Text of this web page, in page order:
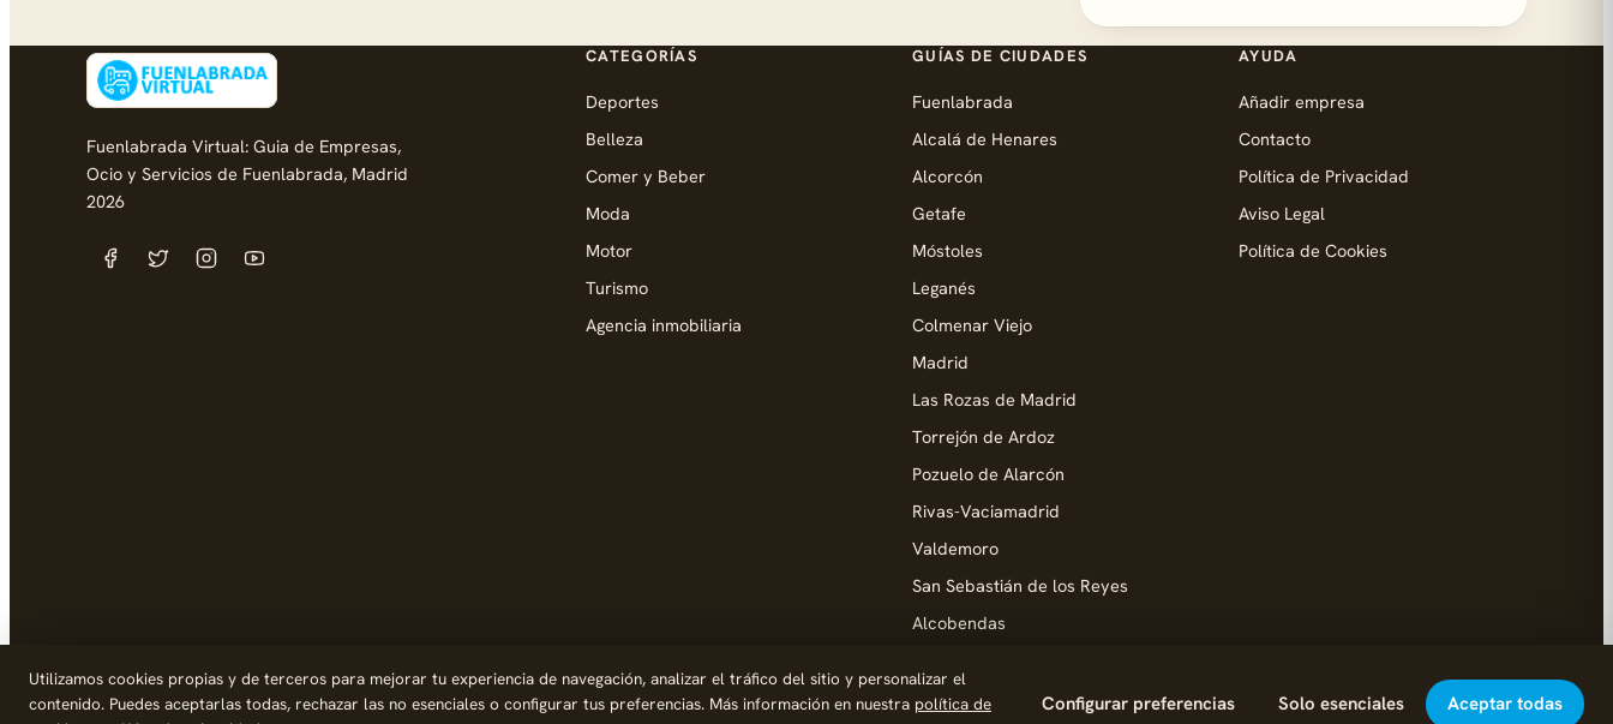
Fuenlabrada Virtual: Guia de Empresas,
Ocio y Servicios de Fuenlabrada, Madrid
2026
CATEGORÍAS
Deportes
Belleza
Comer y Beber
Moda
Motor
Turismo
Agencia inmobiliaria
GUÍAS DE CIUDADES
Fuenlabrada
Alcalá de Henares
Alcorcón
Getafe
Móstoles
Leganés
Colmenar Viejo
Madrid
Las Rozas de Madrid
Torrejón de Ardoz
Pozuelo de Alarcón
Rivas-Vaciamadrid
Valdemoro
San Sebastián de los Reyes
Alcobendas
Parla
AYUDA
Añadir empresa
Contacto
Política de Privacidad
Aviso Legal
Política de Cookies
Utilizamos cookies propias y de terceros para mejorar tu experiencia de navegación, analizar el tráfico del sitio y personalizar el
contenido. Puedes aceptarlas todas, rechazar las no esenciales o configurar tus preferencias. Más información en nuestra política de
Configurar preferencias Solo esenciales Aceptar todas